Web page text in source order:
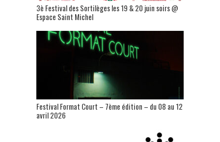
3è Festival des Sortilèges les 19 & 20 juin soirs @
Espace Saint Michel
Festival Format Court – 7ème édition – du 08 au 12
avril 2026